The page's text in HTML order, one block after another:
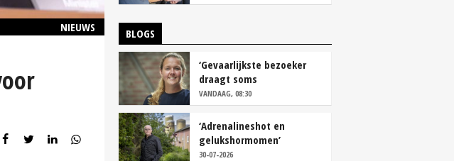
NIEUWS BLOGS
‘Gevaarlijkste bezoeker
draagt soms
overschoenen’
VANDAAG, 08:30
‘Adrenalineshot en
gelukshormomen’
30-07-2026